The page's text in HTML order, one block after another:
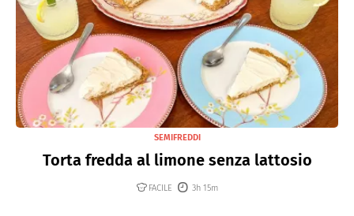
SEMIFREDDI
Torta fredda al limone senza lattosio
FACILE 3h 15m